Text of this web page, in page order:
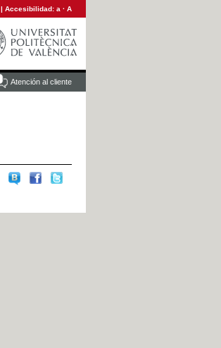
| Accesibilidad: a · A
Atención al cliente